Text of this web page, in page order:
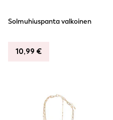
Solmuhiuspanta valkoinen
10,99 €